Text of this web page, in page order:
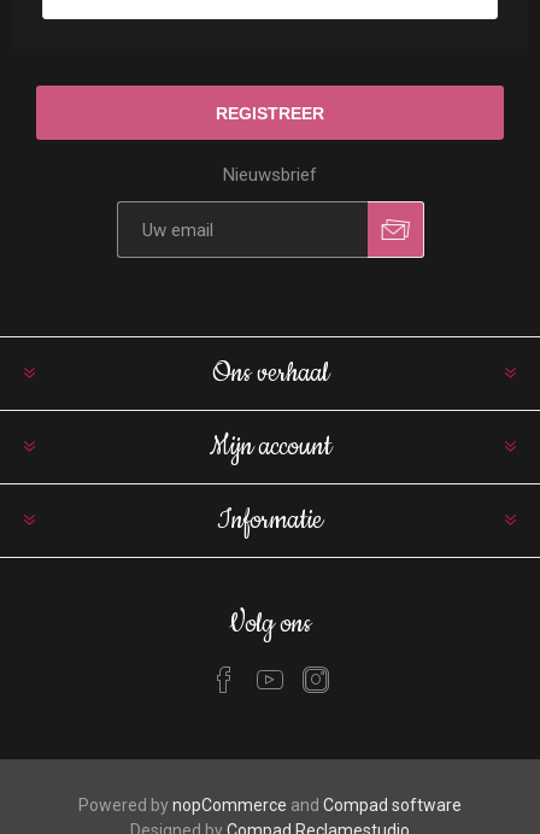
Nieuwsbrief
Ons verhaal
Mijn account
Informatie
Volg ons
Powered bynopCommerce and Compad software